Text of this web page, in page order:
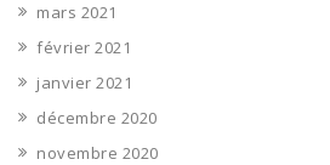
mars 2021
février 2021
janvier 2021
décembre 2020
novembre 2020